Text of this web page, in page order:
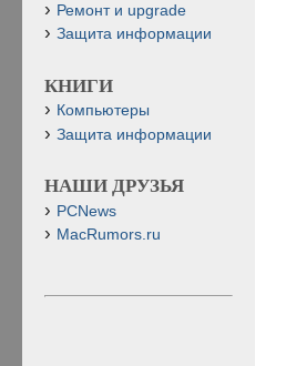
Ремонт и upgrade
Защита информации
КНИГИ
Компьютеры
Защита информации
НАШИ ДРУЗЬЯ
PCNews
MacRumors.ru